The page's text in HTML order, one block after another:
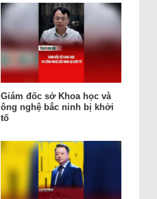
Giám đốc sở Khoa học và
ông nghệ bắc ninh bị khởi
tố